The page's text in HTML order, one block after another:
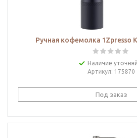
Ручная кофемолка 1Zpresso
Наличие
Артикул: 175870
Под заказ